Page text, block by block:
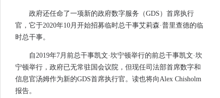
政府还任命了一项新的政府数字服务（GDS）首席执行
官，它于2020年10月开始招募临时总干事艾莉森·普里查德的临
时总干事。
自2019年7月前总干事凯文·坎宁顿举行的前总干事凯文·坎
宁顿举行，政府已无常驻国会议院，但现任司法部首席数字和
信息官汤姆作为新的GDS首席执行官。读也将向Alex Chisholm
报告。